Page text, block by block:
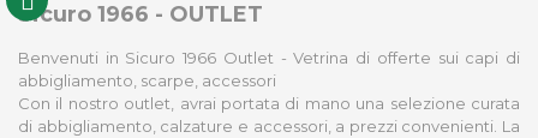
Sicuro 1966 - OUTLET
Benvenuti in Sicuro 1966 Outlet - Vetrina di offerte sui capi di
abbigliamento, scarpe, accessori
Con il nostro outlet, avrai portata di mano una selezione curata
di abbigliamento, calzature e accessori, a prezzi convenienti. La